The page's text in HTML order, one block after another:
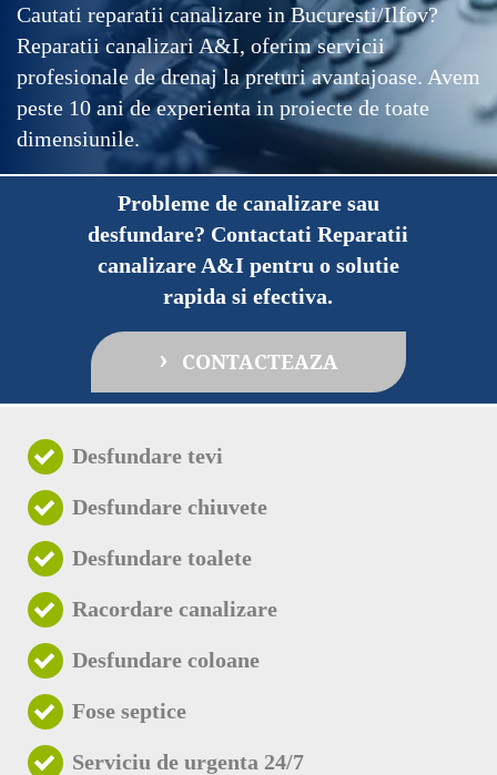
Cautati reparatii canalizare in Bucuresti/Ilfov?
Reparatii canalizari A&I, oferim servicii
profesionale de drenaj la preturi avantajoase. Avem
peste 10 ani de experienta in proiecte de toate
dimensiunile.
Probleme de canalizare sau
desfundare? Contactati Reparatii
canalizare A&I pentru o solutie
rapida si efectiva.
› CONTACTEAZA
Desfundare tevi
Desfundare chiuvete
Desfundare toalete
Racordare canalizare
Desfundare coloane
Fose septice
Serviciu de urgenta 24/7